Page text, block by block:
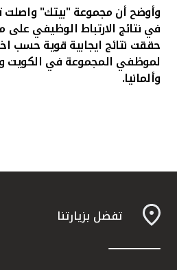
وأوضح أن مجموعة "بيتك" واصلت
في نتائج الارتباط الوظيفي
حققت نتائج ايجابية قوية حسب
لموظفي المجموعة في الكويت
وألمانيا.
تفضل بزيارتنا